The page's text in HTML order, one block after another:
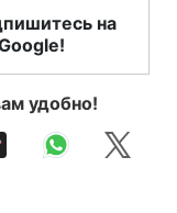
на
удобно!